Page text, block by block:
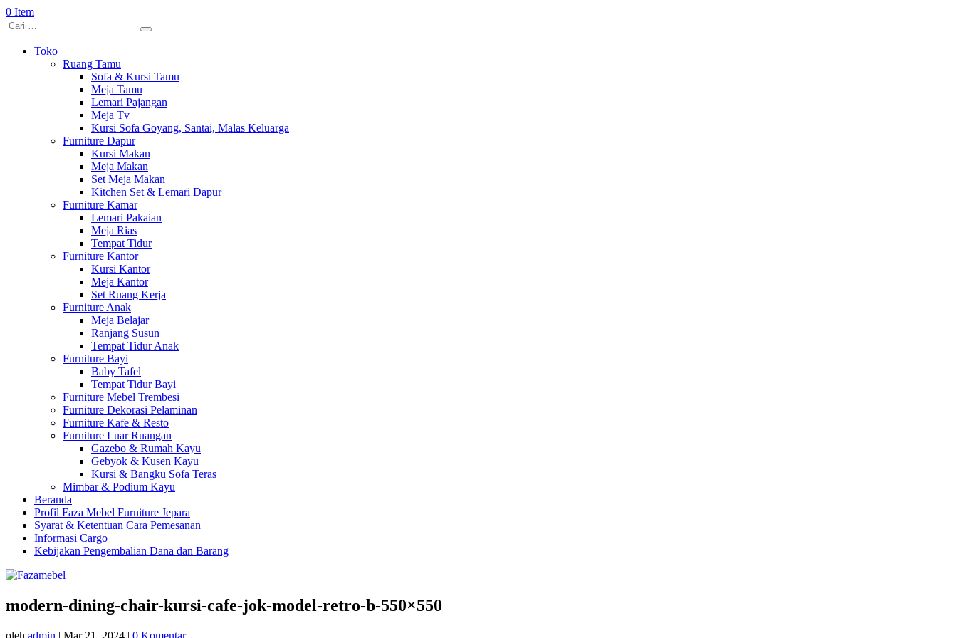
0 Item
Toko
Ruang Tamu
Sofa & Kursi Tamu
Meja Tamu
Lemari Pajangan
Meja Tv
Kursi Sofa Goyang, Santai, Malas Keluarga
Furniture Dapur
Kursi Makan
Meja Makan
Set Meja Makan
Kitchen Set & Lemari Dapur
Furniture Kamar
Lemari Pakaian
Meja Rias
Tempat Tidur
Furniture Kantor
Kursi Kantor
Meja Kantor
Set Ruang Kerja
Furniture Anak
Meja Belajar
Ranjang Susun
Tempat Tidur Anak
Furniture Bayi
Baby Tafel
Tempat Tidur Bayi
Furniture Mebel Trembesi
Furniture Dekorasi Pelaminan
Furniture Kafe & Resto
Furniture Luar Ruangan
Gazebo & Rumah Kayu
Gebyok & Kusen Kayu
Kursi & Bangku Sofa Teras
Mimbar & Podium Kayu
Beranda
Profil Faza Mebel Furniture Jepara
Syarat & Ketentuan Cara Pemesanan
Informasi Cargo
Kebijakan Pengembalian Dana dan Barang
modern-dining-chair-kursi-cafe-jok-model-retro-b-550×550
oleh admin | Mar 21, 2024 | 0 Komentar